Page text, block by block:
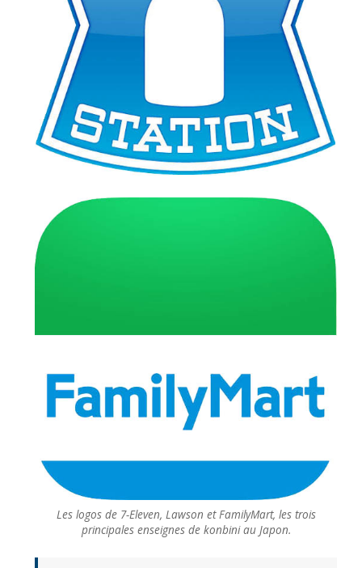
Les logos de 7-Eleven, Lawson et FamilyMart, les trois
principales enseignes de konbini au Japon.